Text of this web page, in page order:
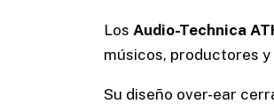
Los Audio-Technica
músicos, productores
Su diseño over-ear